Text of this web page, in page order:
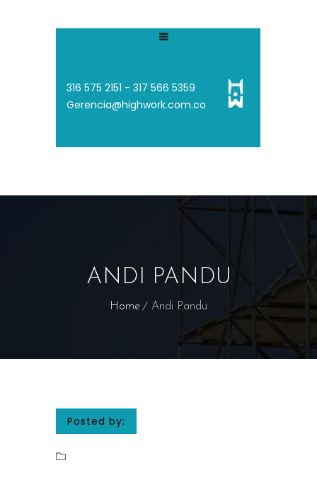
316 575 2151 - 317 566 5359
Gerencia@highwork.com.co
ANDI PANDU
Home Andi Pandu
Posted by: